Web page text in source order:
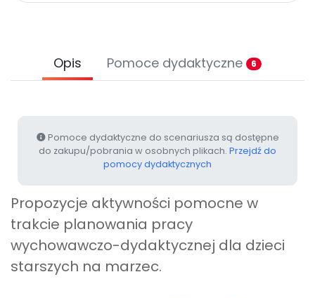
Opis Pomoce dydaktyczne 6
Pomoce dydaktyczne do scenariusza są dostępne
do zakupu/pobrania w osobnych plikach. Przejdź do
pomocy dydaktycznych
Propozycje aktywności pomocne w
trakcie planowania pracy
wychowawczo-dydaktycznej dla dzieci
starszych na marzec.